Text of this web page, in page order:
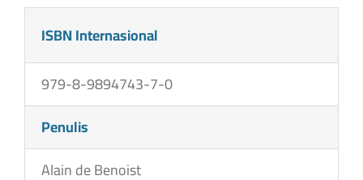
ISBN Internasional
979-8-9894743-7-0
Penulis
Alain de Benoist